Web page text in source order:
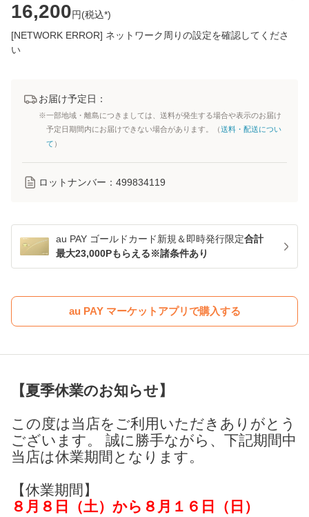
16,200円(税込*)
[NETWORK ERROR] ネットワーク周りの設定を確認してくださ
い
お届け予定日：
※一部地域・離島につきましては、送料が発生する場合や表示のお届け
予定日期間内にお届けできない場合があります。（送料・配送につい
て ）
ロットナンバー： 499834119
au PAY ゴールドカード新規＆即時発行限定合計
最大23,000Pもらえる※諸条件あり
au PAY マーケットアプリで購入する
【夏季休業のお知らせ】
この度は当店をご利用いただきありがとう
ございます。 誠に勝手ながら、下記期間中
当店は休業期間となります。
【休業期間】
８月８日（土）から８月１６日（日）